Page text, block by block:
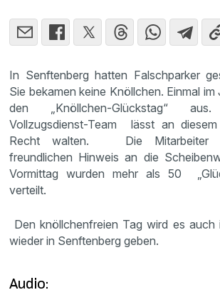
In Senftenberg hatten Falschparker
Sie bekamen keine Knöllchen. Einmal
den „Knöllchen-Glückstag“
Vollzugsdienst-Team lässt an
Recht walten. Die Mitarbeiter
freundlichen Hinweis an die
Vormittag wurden mehr als 50
verteilt.
Den knöllchenfreien Tag wird es auch
wieder in Senftenberg geben.
Audio: